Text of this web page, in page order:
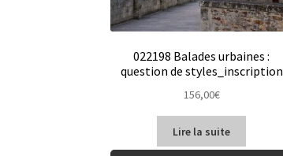
022198 Balades urbaines :
question de styles_inscription
156,00€
Lire la suite